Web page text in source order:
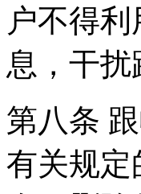
户不得
息，干
第八条
有关规定